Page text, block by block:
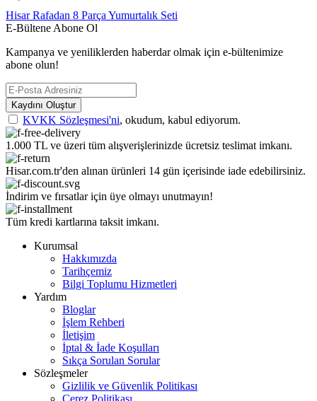
Hisar Rafadan 8 Parça Yumurtalık Seti
E-Bültene Abone Ol
Kampanya ve yeniliklerden haberdar olmak için e-bültenimize
abone olun!
Kaydını Oluştur
KVKK Sözleşmesi'ni, okudum, kabul ediyorum.
1.000 TL ve üzeri tüm alışverişlerinizde ücretsiz teslimat imkanı.
Hisar.com.tr'den alınan ürünleri 14 gün içerisinde iade edebilirsiniz.
İndirim ve fırsatlar için üye olmayı unutmayın!
Tüm kredi kartlarına taksit imkanı.
Kurumsal
Hakkımızda
Tarihçemiz
Bilgi Toplumu Hizmetleri
Yardım
Bloglar
İşlem Rehberi
İletişim
İptal & İade Koşulları
Sıkça Sorulan Sorular
Sözleşmeler
Gizlilik ve Güvenlik Politikası
Çerez Politikası